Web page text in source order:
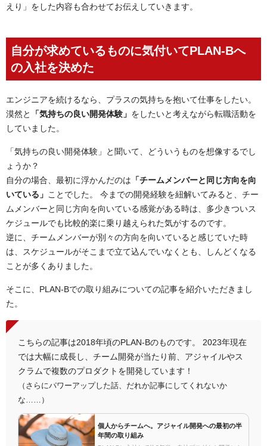
えり」をした内容も合わせてお伝えしていきます。
自分が求めているものに気付いてPLAN-Bへ
の入社を決めた
エンジニアを続けるなら、プラスの気持ちを抱いて仕事をしたい。
漠然と
「気持ちの良い開発体験」 をしたいと考えながら転職活動を
していました。
「気持ちの良い開発体験」と聞いて、どういうものを想像するでし
ょうか？
自分の場合、最初に浮かんだのは 「チームメンバーと同じ方向を向
いている」 ことでした。 今までの開発経験を紐解いてみると、チー
ムメンバーと同じ方向を向いている感覚がある時は、多少きついス
ケジュールでも比較的楽に乗り越えられた気がするのです。
逆に、チームメンバーが別々の方向を向いていると感じていた時
は、スケジュールがそこまで立て込んでいなくとも、しんどくなる
ことが多くありました。
そこに、PLAN-Bでの取り組みについての記事を紹介いただきまし
た。
こちらの記事は2018年頃のPLAN-Bのものです。 2023年現在
では大幅に成長し、チーム開発が当たり前、アジャイルやス
クラムで複数のプロダクトを開発しています！
（さらにパワーアップした話、だれか記事にしてくれないか
な……）
個人からチームへ。アジャイル開発への最初の半
年間の取り組み